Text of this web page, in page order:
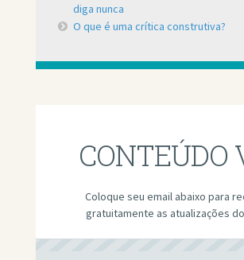
diga nunca
O que é uma crítica construtiva?
CONTEÚDO
Coloque seu email abaixo para
gratuitamente as atualizações